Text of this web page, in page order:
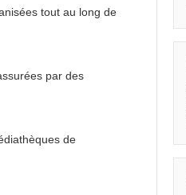
tout au long de
par des
de